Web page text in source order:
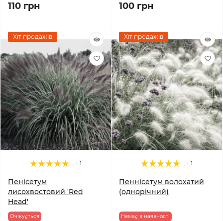
110 грн 100 грн
Хіт продажів
1
Пенісетум
лисохвостовий 'Red
Head'
Очікується
Хіт продажів
1
Пеннісетум волохатий
(однорічний)
Немає в наявності